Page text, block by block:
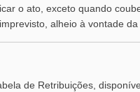
o ato, exceto quando
imprevisto, alheio à vontade
de Retribuições,